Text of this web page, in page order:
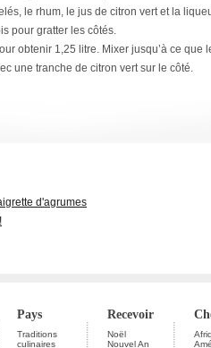
le rhum, le jus de citron vert et la
pour gratter les côtés.
obtenir 1,25 litre. Mixer jusqu’à ce que
une tranche de citron vert sur le côté.
d'agrumes
Pays Recevoir
Traditions
culinaires
Noël
Nouvel An